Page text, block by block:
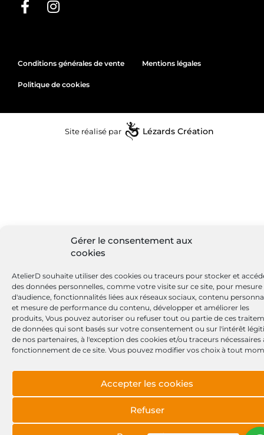
Gérer le consentement aux
cookies
AtelierD souhaite utiliser des cookies ou traceurs pour stocker et
des données personnelles, comme votre visite sur ce site, pour mesure
d'audience, fonctionnalités liées aux réseaux sociaux, contenu
et mesure de performance du contenu, développer et améliorer les
produits, Vous pouvez autoriser ou refuser tout ou partie de ces
de données qui sont basés sur votre consentement ou sur l'intérêt
de nos partenaires, à l'exception des cookies et/ou traceurs nécessaires
fonctionnement de ce site. Vous pouvez modifier vos choix à tout
Accepter les cookies
Refuser
Conditions générales de vente Mentions légales
Politique de cookies
Site réalisé par Lézards Création